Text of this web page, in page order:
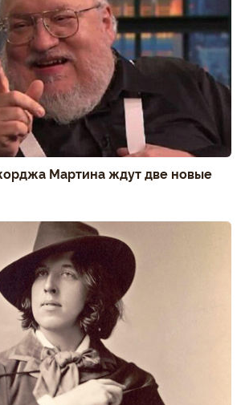
Мартина ждут две новые